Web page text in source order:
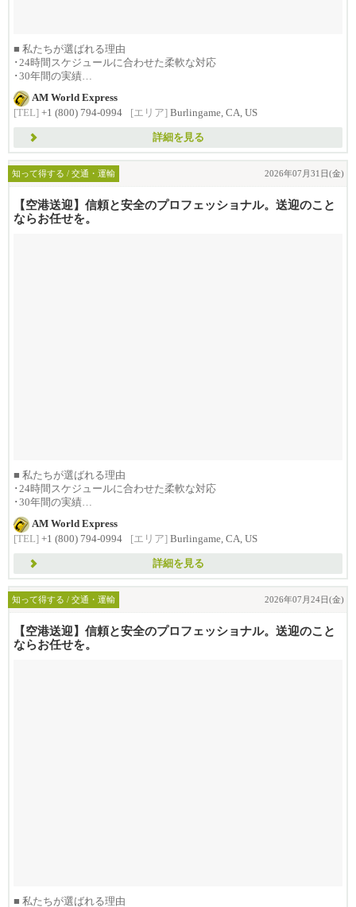
■ 私たちが選ばれる理由
･24時間スケジュールに合わせた柔軟な対応
･30年間の実績
･1992年創...
AM World Express
[TEL] +1 (800) 794-0994 [エリア] Burlingame, CA, US
詳細を見る
知って得する / 交通・運輸 2026年07月31日(金)
【空港送迎】信頼と安全のプロフェッショナル。送迎のこと
ならお任せを。
■ 私たちが選ばれる理由
･24時間スケジュールに合わせた柔軟な対応
･30年間の実績
･1992年創...
AM World Express
[TEL] +1 (800) 794-0994 [エリア] Burlingame, CA, US
詳細を見る
知って得する / 交通・運輸 2026年07月24日(金)
【空港送迎】信頼と安全のプロフェッショナル。送迎のこと
ならお任せを。
■ 私たちが選ばれる理由